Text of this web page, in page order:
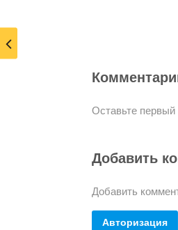
Оставьте
Добавить
Добавить
Авторизация